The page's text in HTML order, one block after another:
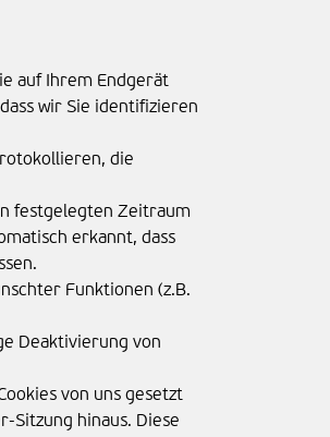
auf Ihrem Endgerät
wir Sie identifizieren
die
festgelegten Zeitraum
erkannt, dass
Funktionen (z.B.
Deaktivierung von
von uns gesetzt
Sitzung hinaus. Diese